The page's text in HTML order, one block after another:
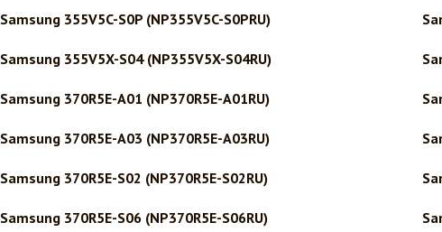
Samsung 355V5C-S0P (NP355V5C-S0PRU)
Samsung 355V5X-S04 (NP355V5X-S04RU)
Samsung 370R5E-A01 (NP370R5E-A01RU)
Samsung 370R5E-A03 (NP370R5E-A03RU)
Samsung 370R5E-S02 (NP370R5E-S02RU)
Samsung 370R5E-S06 (NP370R5E-S06RU)